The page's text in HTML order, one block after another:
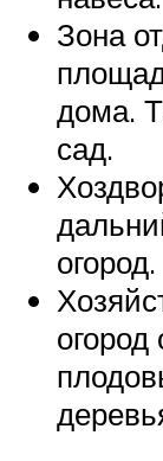
Зона
дома.
сад.
огород.
огород